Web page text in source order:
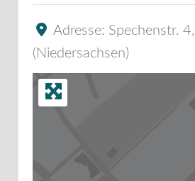
Adresse: Spechenstr. 4,
( Niedersachsen)